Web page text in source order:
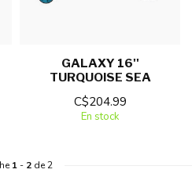
GALAXY 16''
TURQUOISE SEA
C$204.99
En stock
1 - 2 de 2